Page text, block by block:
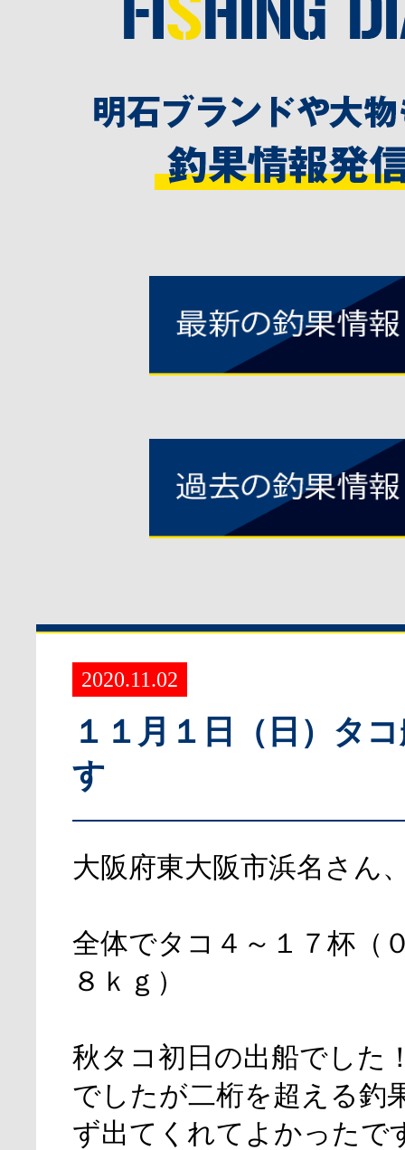
2020.11.02
１１月１日（日）タ
す
大阪府東大阪市浜名さん
全体でタコ４～１７杯（
８ｋｇ）
秋タコ初日の出船でした
でしたが二桁を超える釣
ず出てくれてよかったで